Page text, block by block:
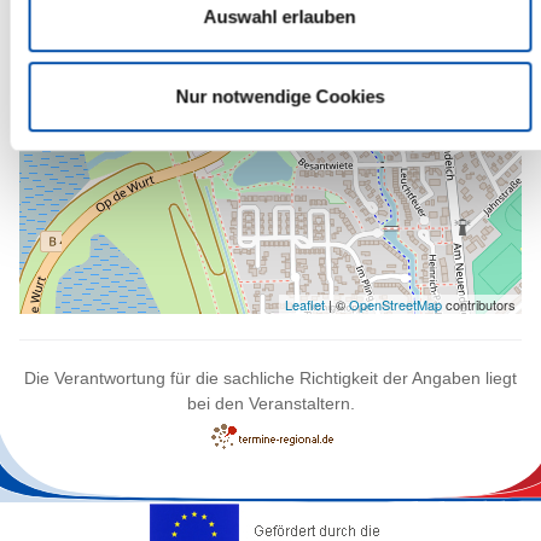
Auswahl erlauben
Nur notwendige Cookies
Leaflet| ©OpenStreetMapcontributors
Die Verantwortung für die sachliche Richtigkeit der Angaben liegt
bei den Veranstaltern.